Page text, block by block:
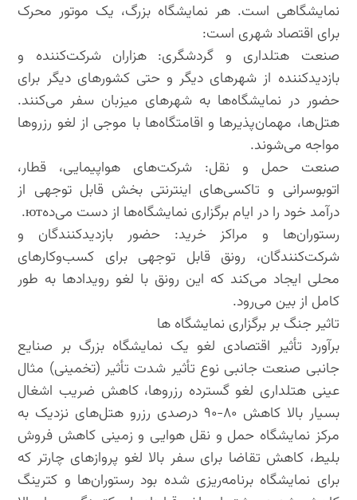
نمایشگاهی است. هر نمایشگاه بزرگ، یک موتور محرک
برای اقتصاد شهری است:
صنعت هتلداری و گردشگری: هزاران شرکت‌کننده و
بازدیدکننده از شهرهای دیگر و حتی کشورهای دیگر برای
حضور در نمایشگاه‌ها به شهرهای میزبان سفر می‌کنند.
هتل‌ها، مهمان‌پذیرها و اقامتگاه‌ها با موجی از لغو رزروها
مواجه می‌شوند.
صنعت حمل و نقل: شرکت‌های هواپیمایی، قطار،
اتوبوسرانی و تاکسی‌های اینترنتی بخش قابل توجهی از
درآمد خود را در ایام برگزاری نمایشگاه‌ها از دست می‌دهют.
رستوران‌ها و مراکز خرید: حضور بازدیدکنندگان و
شرکت‌کنندگان، رونق قابل توجهی برای کسب‌وکارهای
محلی ایجاد می‌کند که این رونق با لغو رویدادها به طور
کامل از بین می‌رود.
تاثیر جنگ بر برگزاری نمایشگاه ها
برآورد تأثیر اقتصادی لغو یک نمایشگاه بزرگ بر صنایع
جانبی صنعت جانبی نوع تأثیر شدت تأثیر (تخمینی) مثال
عینی هتلداری لغو گسترده رزروها، کاهش ضریب اشغال
بسیار بالا کاهش ۸۰-۹۰ درصدی رزرو هتل‌های نزدیک به
مرکز نمایشگاه حمل و نقل هوایی و زمینی کاهش فروش
بلیط، کاهش تقاضا برای سفر بالا لغو پروازهای چارتر که
برای نمایشگاه برنامه‌ریزی شده بود رستوران‌ها و کترینگ